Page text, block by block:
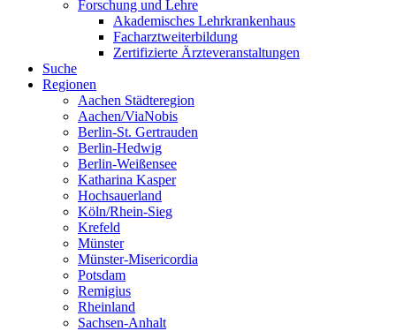
Forschung und Lehre
Akademisches Lehrkrankenhaus
Facharztweiterbildung
Zertifizierte Ärzteveranstaltungen
Suche
Regionen
Aachen Städteregion
Aachen/ViaNobis
Berlin-St. Gertrauden
Berlin-Hedwig
Berlin-Weißensee
Katharina Kasper
Hochsauerland
Köln/Rhein-Sieg
Krefeld
Münster
Münster-Misericordia
Potsdam
Remigius
Rheinland
Sachsen-Anhalt